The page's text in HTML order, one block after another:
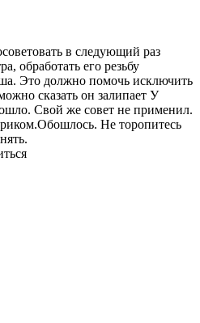
в следующий раз
обработать его резьбу
Это должно помочь исключить
сказать он залипает У
Свой же совет не применил.
Не торопитесь